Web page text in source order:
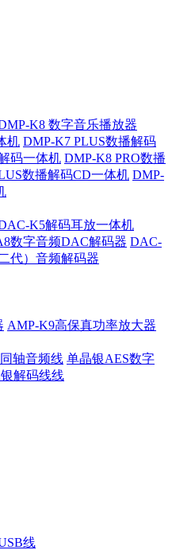
K8 数字音乐播放器
机 DMP-K7 PLUS数播解码
码一体机 DMP-K8 PRO数播
数播解码CD一体机 DMP-
K5解码耳放一体机
数字音频DAC解码器 DAC-
代）音频解码器
AMP-K9高保真功率放大器
轴音频线 单晶银AES数字
解码线线
线